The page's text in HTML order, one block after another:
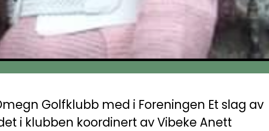
Golfklubb med i Foreningen Et slag av
i klubben koordinert av Vibeke Anett